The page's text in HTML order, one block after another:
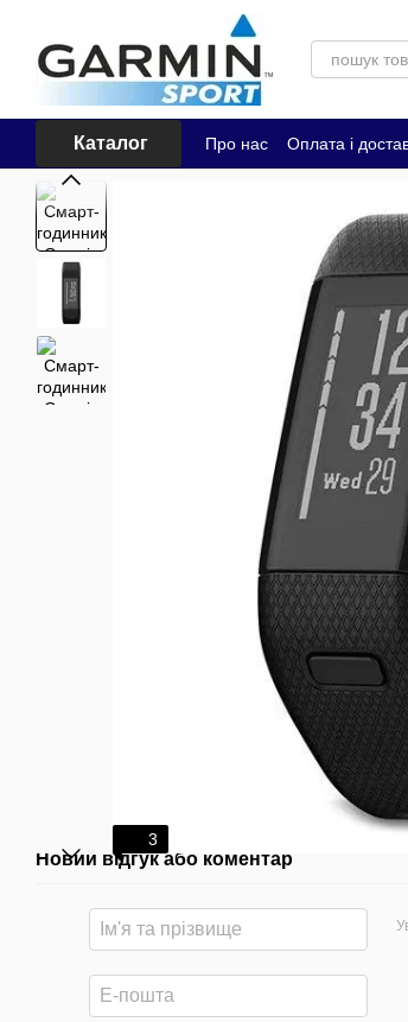
Перейти до основного контенту
Каталог Про нас Оплата і
3
Новий відгук або коментар